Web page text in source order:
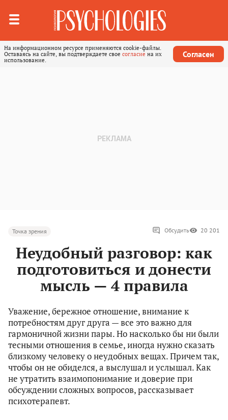
На информационном ресурсе применяются cookie-файлы.
Оставаясь на сайте, вы подтверждаете свое согласие на их
использование.
Согласен
Точка зрения Обсудить 20 201
Неудобный разговор: как
подготовиться и донести
мысль — 4 правила
Уважение, бережное отношение, внимание к
потребностям друг друга — все это важно для
гармоничной жизни пары. Но насколько бы ни были
тесными отношения в семье, иногда нужно сказать
близкому человеку о неудобных вещах. Причем так,
чтобы он не обиделся, а выслушал и услышал. Как
не утратить взаимопонимание и доверие при
обсуждении сложных вопросов, рассказывает
психотерапевт.